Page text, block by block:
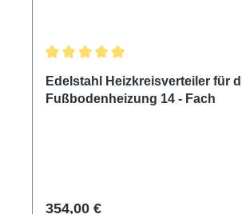
Edelstahl Heizkreisverteiler für
Fußbodenheizung 14 - Fach
Regulärer Preis:
354,00 €